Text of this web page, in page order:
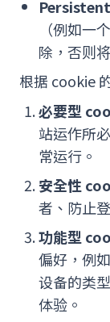
（例如一
除，否则
根据 cookie
必要型
站运作所
常运行。
安全性
者、防止
功能型
偏好，例
设备的类
体验。